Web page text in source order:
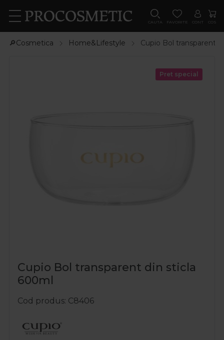
CAUTA FAVORITE CONT COS
🔎Cosmetica Home&Lifestyle Cupio Bol transparent
Pret special
Cupio Bol transparent din sticla
600ml
Cod produs C8406